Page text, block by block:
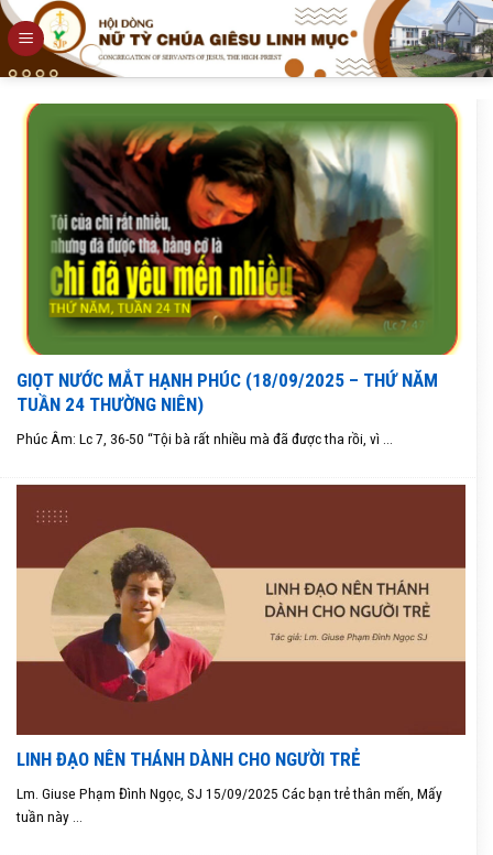
Skip
to
content
GIỌT NƯỚC MẮT HẠNH PHÚC (18/09/2025 – THỨ NĂM
TUẦN 24 THƯỜNG NIÊN)
Phúc Âm: Lc 7, 36-50 “Tội bà rất nhiều mà đã được tha rồi, vì ...
LINH ĐẠO NÊN THÁNH DÀNH CHO NGƯỜI TRẺ
Lm. Giuse Phạm Đình Ngọc, SJ 15/09/2025 Các bạn trẻ thân mến, Mấy
tuần này ...